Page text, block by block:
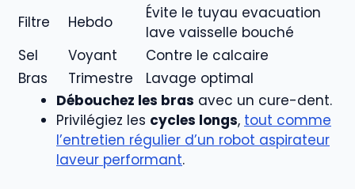
Filtre
Hebdo
Évite le tuyau evacuation
lave vaisselle bouché
Sel
Voyant
Contre le calcaire
Bras
Trimestre
Lavage optimal
Débouchez les bras avec un cure-dent.
Privilégiez les cycles longs, tout comme
l’entretien régulier d’un robot aspirateur
laveur performant.